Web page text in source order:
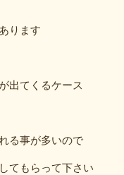
ります
出てくるケース
る事が多いので
てもらって下さい